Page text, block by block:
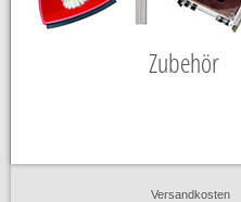
Zubehör
Versandkosten